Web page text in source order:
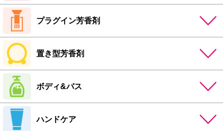
プラグイン芳香剤
置き型芳香剤
ボディ&バス
ハンドケア